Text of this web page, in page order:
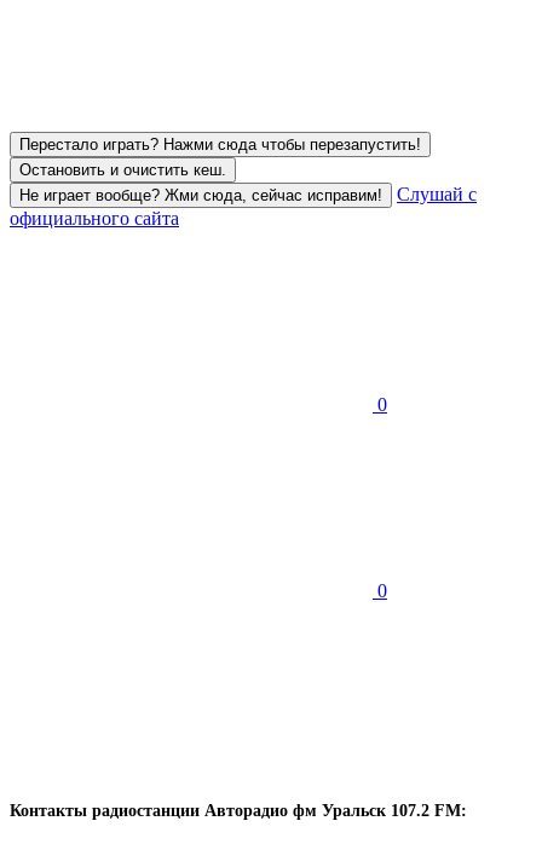
Перестало играть? Нажми сюда чтобы перезапустить!
Остановить и очистить кеш.
Не играет вообще? Жми сюда, сейчас исправим!
Слушай с
официального сайта
0
0
Контакты радиостанции Авторадио фм Уральск 107.2 FM: